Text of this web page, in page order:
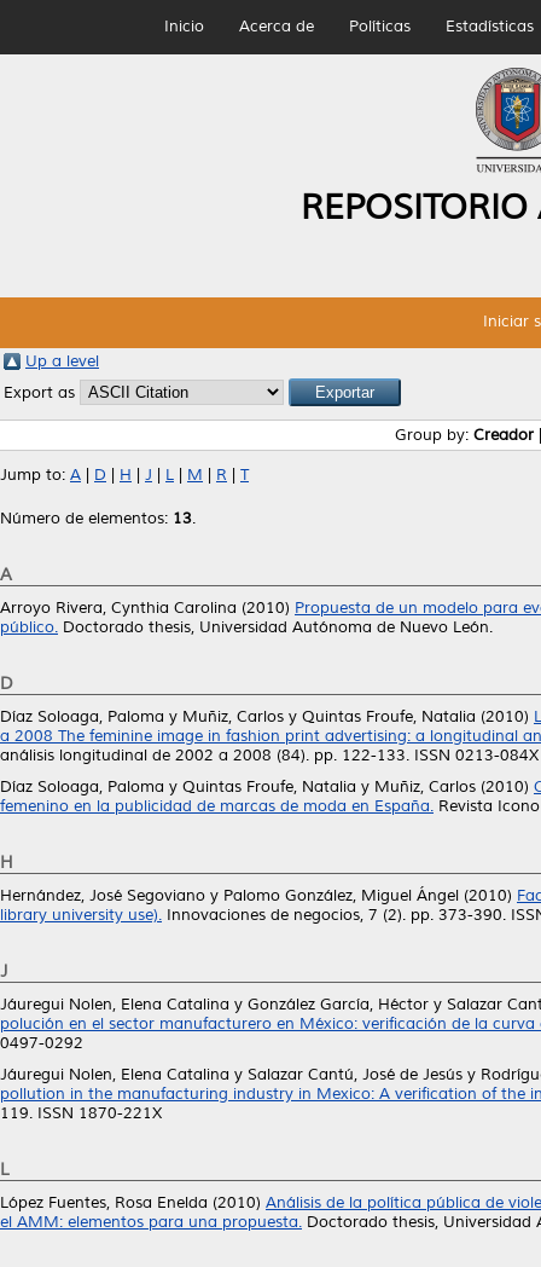
Inicio Acerca de Políticas Estadísticas
Iniciar
Up a level
Export as
Group by: Creador
Jump to: A D H J L M R T
Número de elementos: 13.
A
Arroyo Rivera, Cynthia Carolina (2010) Propuesta de un modelo para
público. Doctorado thesis, Universidad Autónoma de Nuevo León.
D
Díaz Soloaga, Paloma y Muñiz, Carlos y Quintas Froufe, Natalia (2010)
a 2008 The feminine image in fashion print advertising: a longitudinal
análisis longitudinal de 2002 a 2008 (84). pp. 122-133. ISSN 0213-084X
Díaz Soloaga, Paloma y Quintas Froufe, Natalia y Muñiz, Carlos (2010)
femenino en la publicidad de marcas de moda en España. Revista
H
Hernández, José Segoviano y Palomo González, Miguel Ángel (2010)
library university use). Innovaciones de negocios, 7 (2). pp. 373-390.
J
Jáuregui Nolen, Elena Catalina y González García, Héctor y Salazar
polución en el sector manufacturero en México: verificación de la
0497-0292
Jáuregui Nolen, Elena Catalina y Salazar Cantú, José de Jesús y
pollution in the manufacturing industry in Mexico: A verification of the
119. ISSN 1870-221X
L
López Fuentes, Rosa Enelda (2010) Análisis de la política pública de
el AMM: elementos para una propuesta. Doctorado thesis, Universidad